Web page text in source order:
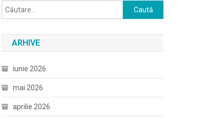
Caută
după:
ARHIVE
iunie 2026
mai 2026
aprilie 2026